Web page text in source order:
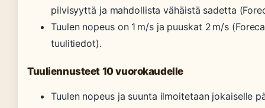
pilvisyyttä ja mahdollista vähäistä sadetta
Tuulen nopeus on 1 m/s ja puuskat 2 m/s
tuulitiedot).
Tuuliennusteet 10 vuorokaudelle
Tuulen nopeus ja suunta ilmoitetaan jokaiselle